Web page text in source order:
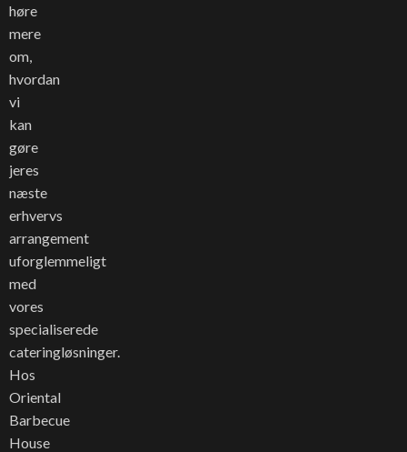
høre
mere
om,
hvordan
vi
kan
gøre
jeres
næste
erhvervs
arrangement
uforglemmeligt
med
vores
specialiserede
cateringløsninger.
Hos
Oriental
Barbecue
House